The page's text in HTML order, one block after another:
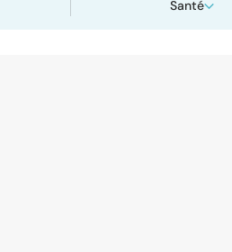
Santé